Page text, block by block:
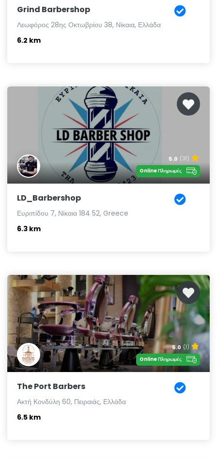
Grind Barbershop
Λεωφόρος 28ης Οκτωβρίου 38, Νίκαια, Ελλάδα
6.2 km
5.0 (31)
Online Πληρωμές
LD_Barbershop
Ευριπίδου 7, Νίκαια 184 52, Greece
6.3 km
5.0 (1)
Online Πληρωμές
The Port Barbers
Ακτή Κονδύλη 60, Πειραιάς, Ελλάδα
6.5 km